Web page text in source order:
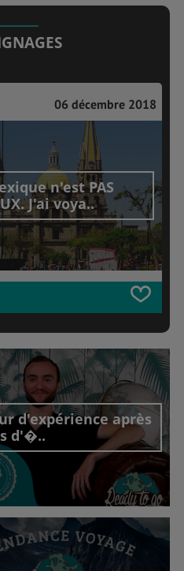
06 décembre 2018
n'est PAS
J'ai voya..
d'expérience après
d'�..
interview